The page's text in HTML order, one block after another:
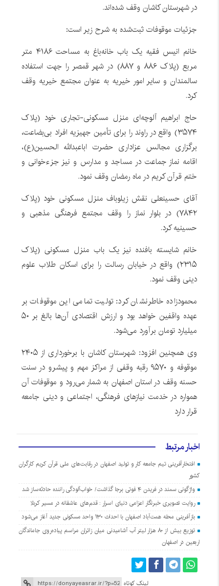
در شهرستان کاشان وقف شده‌اند.
جزئیات موقوفات ثبت‌شده به شرح زیر است:
خانم انیس فقیه یک باب خانه‌باغ به مساحت ۴۱۸۶ متر
مربع (پلاک ۸۸۶ و ۸۸۷) در شهر قمصر را جهت استفاده
سالمندان و سایر امور خیریه به عنوان مجتمع خیریه وقف
کرد.
حاج ابراهیم آلوچه‌ای منزل مسکونی-تجاری خود (پلاک
۳۵۷۴) واقع در راوند را برای تأمین جهیزیه افراد بی‌بضاعت،
برگزاری مجالس عزاداری حضرت اباعبدالله الحسین(ع)،
اقامه نماز جماعت در مساجد و مدارس و نیز جزءخوانی و
ختم قرآن کریم در ماه رمضان وقف نمود.
آقای حسینعلی نقش زیلوباف منزل مسکونی خود (پلاک
۷۸۴۲) در بلوار نماز را وقف مجتمع فرهنگی مذهبی و
حسینیه کرد.
خانم شایسته بافنده نیز یک باب منزل مسکونی (پلاک
۲۳۱۵) واقع در خیابان رسالت را برای اسکان طلاب علوم
دینی وقف نمود.
محمودزاده خاطرنشان کرد: تولیت تمامی این موقوفات بر
عهده واقفین خواهد بود و ارزش اقتصادی آن‌ها بالغ بر ۵۰
میلیارد تومان برآورد می‌شود.
وی همچنین افزود: شهرستان کاشان با برخورداری از ۲۴۰۵
موقوفه و ۹۵۷۰ رقبه وقفی از مراکز مهم و پیشرو در سنت
حسنه وقف در استان اصفهان به شمار می‌رود و موقوفات آن
همواره در خدمت نیازهای فرهنگی، اجتماعی و دینی جامعه
قرار دارد
اخبار مرتبط
افتخارآفرینی تیم جامعه کار و تولید اصفهان در رقابت‌های ملی قرآن کریم کارگران
کشور
واژگونی سمند در فریدن ۴ فوتی برجا گذاشت/ خواب‌آلودگی راننده حادثه‌ساز شد
روایت تصویری خبرنگار اعزامی دنیای اسرار : قدم‌های عاشقانه در مسیر کربلا
بازآفرینی محله همت‌آباد اصفهان با احداث ۱۳۰ واحد مسکونی جدید آغاز می‌شود
توزیع بیش از ۸۰ هزار لیتر آب آشامیدنی میان زائران مراسم پیاده‌روی جاماندگان
اربعین در اصفهان
لینک کوتاه